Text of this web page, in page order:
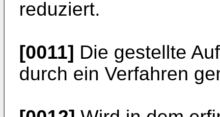
reduziert.
[0011] Die gestellte
durch ein Verfahren